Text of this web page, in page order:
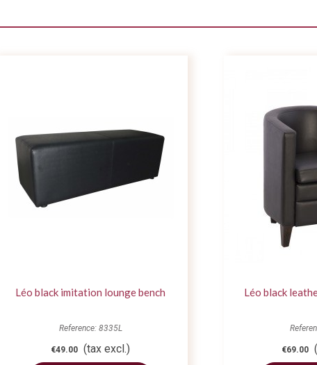
Léo black imitation lounge bench
Reference: 8335L
€49.00 (tax excl.)
Léo black
€69.00